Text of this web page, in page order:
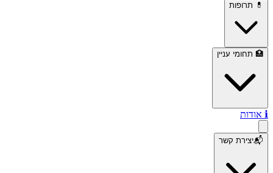
💊 תרופות
🏥 תחומי עניין
ℹ️ אודות
📬יצירת קשר